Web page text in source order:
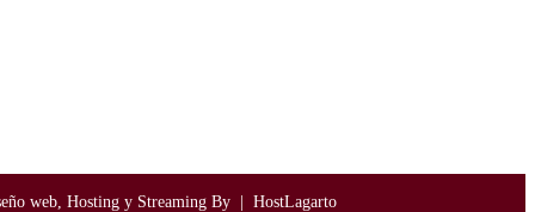
web, Hosting y Streaming By | HostLagarto